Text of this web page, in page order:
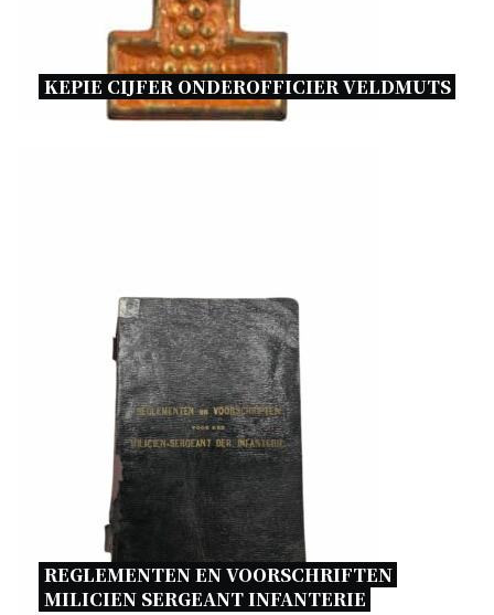
KEPIE CIJFER ONDEROFFICIER VELDMUTS
REGLEMENTEN EN VOORSCHRIFTEN
MILICIEN SERGEANT INFANTERIE